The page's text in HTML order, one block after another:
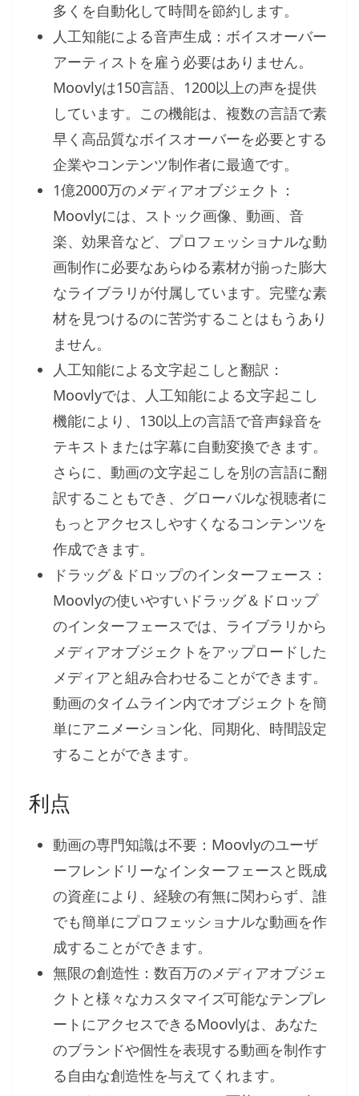
多くを自動化して時間を節約します。
人工知能による音声生成：ボイスオーバー
アーティストを雇う必要はありません。
Moovlyは150言語、1200以上の声を提供
しています。この機能は、複数の言語で素
早く高品質なボイスオーバーを必要とする
企業やコンテンツ制作者に最適です。
1億2000万のメディアオブジェクト：
Moovlyには、ストック画像、動画、音
楽、効果音など、プロフェッショナルな動
画制作に必要なあらゆる素材が揃った膨大
なライブラリが付属しています。完璧な素
材を見つけるのに苦労することはもうあり
ません。
人工知能による文字起こしと翻訳：
Moovlyでは、人工知能による文字起こし
機能により、130以上の言語で音声録音を
テキストまたは字幕に自動変換できます。
さらに、動画の文字起こしを別の言語に翻
訳することもでき、グローバルな視聴者に
もっとアクセスしやすくなるコンテンツを
作成できます。
ドラッグ＆ドロップのインターフェース：
Moovlyの使いやすいドラッグ＆ドロップ
のインターフェースでは、ライブラリから
メディアオブジェクトをアップロードした
メディアと組み合わせることができます。
動画のタイムライン内でオブジェクトを簡
単にアニメーション化、同期化、時間設定
することができます。
利点
動画の専門知識は不要：Moovlyのユーザ
ーフレンドリーなインターフェースと既成
の資産により、経験の有無に関わらず、誰
でも簡単にプロフェッショナルな動画を作
成することができます。
無限の創造性：数百万のメディアオブジェ
クトと様々なカスタマイズ可能なテンプレ
ートにアクセスできるMoovlyは、あなた
のブランドや個性を表現する動画を制作す
る自由な創造性を与えてくれます。